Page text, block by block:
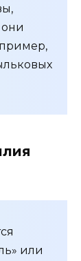
они
или